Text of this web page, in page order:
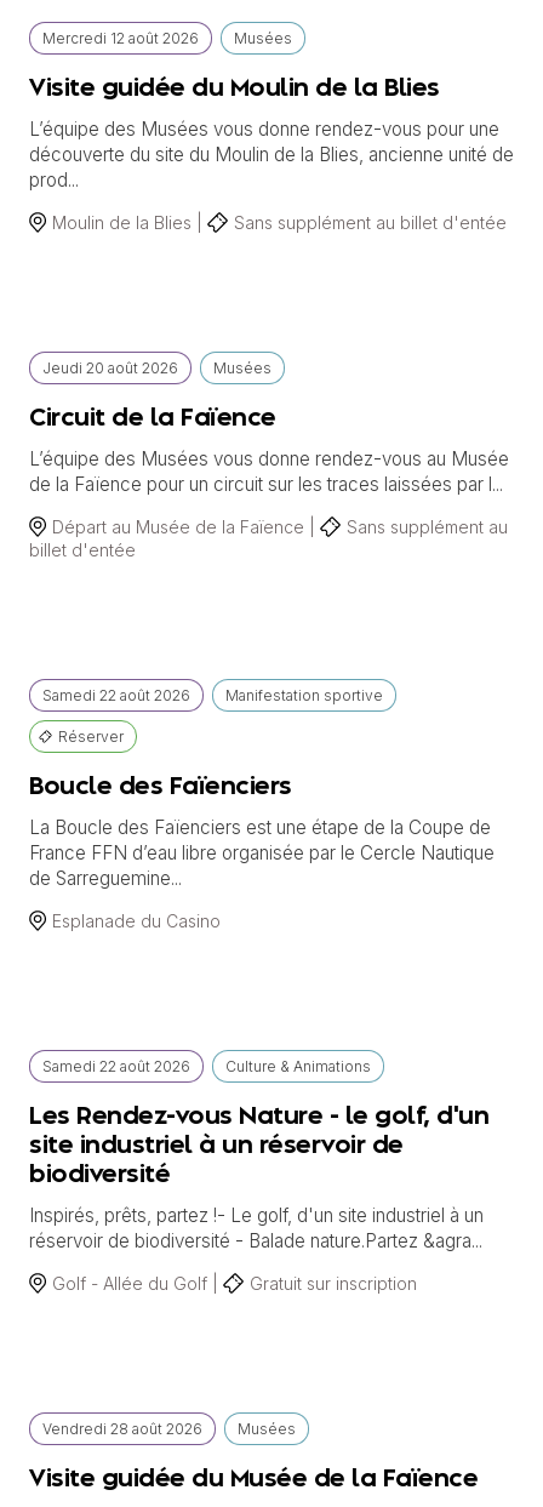
Mercredi 12 août 2026 Musées
Visite guidée du Moulin de la Blies
L’équipe des Musées vous donne rendez-vous pour une
découverte du site du Moulin de la Blies, ancienne unité de
prod...
Moulin de la Blies | Sans supplément au billet d'entée
Jeudi 20 août 2026 Musées
Circuit de la Faïence
L’équipe des Musées vous donne rendez-vous au Musée
de la Faïence pour un circuit sur les traces laissées par l...
Départ au Musée de la Faïence |
Sans supplément au
billet d'entée
Samedi 22 août 2026 Manifestation sportive
Réserver
Boucle des Faïenciers
La Boucle des Faïenciers est une étape de la Coupe de
France FFN d’eau libre organisée par le Cercle Nautique
de Sarreguemine...
Esplanade du Casino
Samedi 22 août 2026 Culture & Animations
Les Rendez-vous Nature - le golf, d'un
site industriel à un réservoir de
biodiversité
Inspirés, prêts, partez !- Le golf, d'un site industriel à un
réservoir de biodiversité - Balade nature.Partez &agra...
Golf - Allée du Golf | Gratuit sur inscription
Vendredi 28 août 2026 Musées
Visite guidée du Musée de la Faïence